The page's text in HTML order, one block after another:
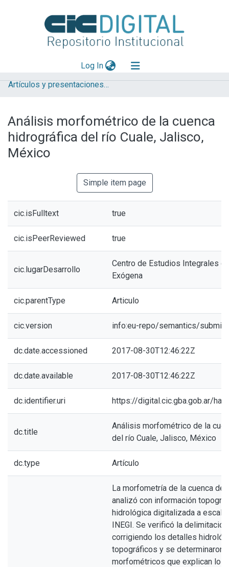
Log In(current)
Explorar
Aportar material
Statistics
Artículos y presentaciones en Congresos
Análisis morfométrico de la cuenca
hidrográfica del río Cuale, Jalisco,
México
Simple item page
cic.isFulltext true
cic.isPeerReviewed true
cic.lugarDesarrollo
Centro de Estudios Integrales
Exógena
cic.parentType Articulo
cic.version info:eu-repo/semantics/
dc.date.accessioned 2017-08-30T12:46:22Z
dc.date.available 2017-08-30T12:46:22Z
dc.identifier.uri https://digital.cic.gba.gob.ar/
dc.title
Análisis morfométrico de la
del río Cuale, Jalisco, México
dc.type Artículo
La morfometría de la cuenca del
analizó con información
hidrológica digitalizada a escala
INEGI. Se verificó la
corrigiendo los detalles
topográficos y se determinaron
morfométricos que explican los